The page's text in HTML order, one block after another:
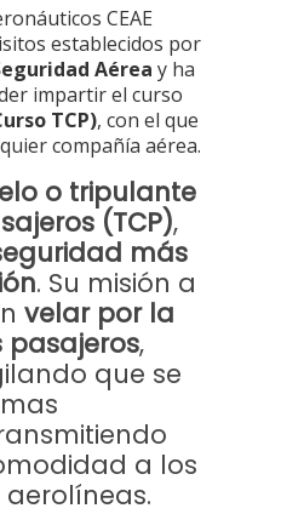
CEAE
establecidos por
Aérea y ha
impartir el curso
TCP), con el que
compañía aérea.
o tripulante
(TCP),
más
. Su misión a
velar por la
pasajeros,
que se
a los